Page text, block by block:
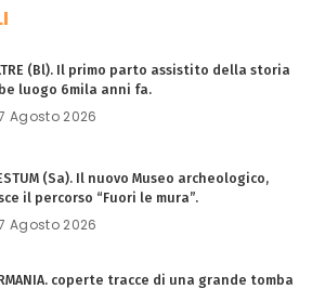
(Bl). Il primo parto assistito della storia
luogo 6mila anni fa.
Agosto 2026
(Sa). Il nuovo Museo archeologico,
il percorso “Fuori le mura”.
Agosto 2026
coperte tracce di una grande tomba